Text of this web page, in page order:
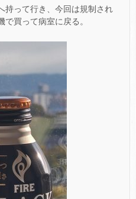
持って行き、今回は規制され
買って病室に戻る。